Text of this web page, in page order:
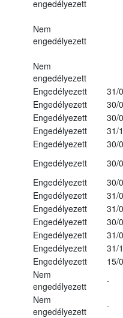
engedélyezett
Nem
engedélyezett
Nem
engedélyezett
Engedélyezett
31/
Engedélyezett
30/
Engedélyezett
30/
Engedélyezett
31/
Engedélyezett
30/
Engedélyezett
30/
Engedélyezett
30/
Engedélyezett
31/
Engedélyezett
31/
Engedélyezett
30/
Engedélyezett
31/
Engedélyezett
31/
Engedélyezett
15/
Nem
engedélyezett
-
Nem
engedélyezett
-